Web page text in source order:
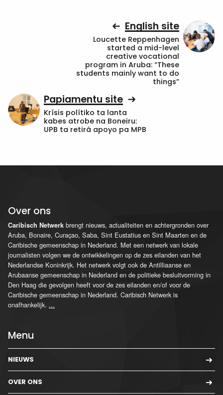
English site
Loucette Reppenhagen
started a mid-level
creative vocational
program in Aruba: “These
students mainly want to do
things”
Papiamentu site
Krísis polítiko ta lanta
kabes atrobe na Boneiru:
UPB ta retirá apoyo pa MPB
Over ons
Caribisch Netwerk brengt nieuws, actualiteiten en achtergronden over
Aruba, Bonaire, Curaçao, Saba, Sint Eustatius en Sint Maarten en de
Caribische gemeenschap in Nederland. Met een netwerk van lokale
journalisten volgen we de ontwikkelingen op de zes eilanden van het
Nederlandse Koninkrijk. Het netwerk volgt ook de Antilliaanse en
Arubaanse gemeenschap in Nederland en de politieke besluitvorming in
Den Haag die gevolgen heeft voor de zes eilanden en/of voor de
Caribische gemeenschap in Nederland. Caribisch Netwerk is
onafhankelijk. ...
Menu
NIEUWS
OVER ONS